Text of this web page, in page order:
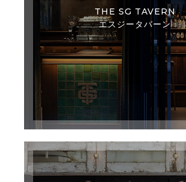
THE SG TAVERN
エスジータバーン